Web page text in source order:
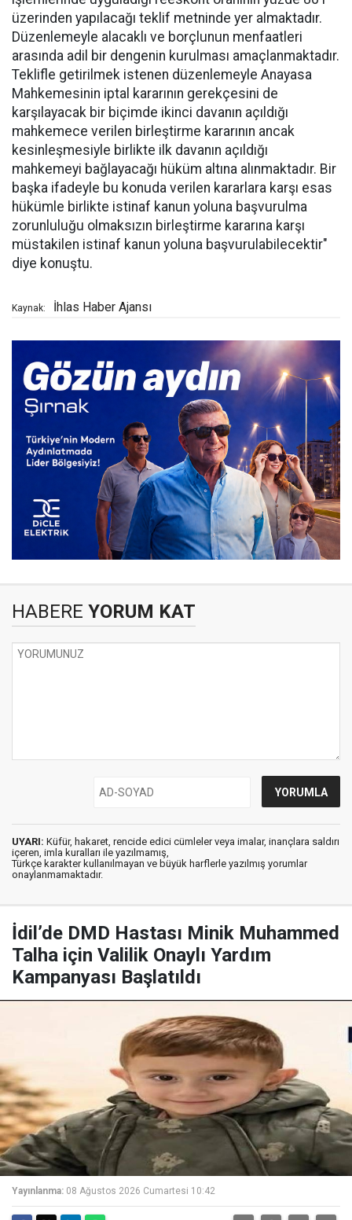
üzerinden yapılacağı teklif metninde yer almaktadır.
Düzenlemeyle alacaklı ve borçlunun menfaatleri
arasında adil bir dengenin kurulması amaçlanmaktadır.
Teklifle getirilmek istenen düzenlemeyle Anayasa
Mahkemesinin iptal kararının gerekçesini de
karşılayacak bir biçimde ikinci davanın açıldığı
mahkemece verilen birleştirme kararının ancak
kesinleşmesiyle birlikte ilk davanın açıldığı
mahkemeyi bağlayacağı hüküm altına alınmaktadır. Bir
başka ifadeyle bu konuda verilen kararlara karşı esas
hükümle birlikte istinaf kanun yoluna başvurulma
zorunluluğu olmaksızın birleştirme kararına karşı
müstakilen istinaf kanun yoluna başvurulabilecektir"
diye konuştu.
Kaynak: İhlas Haber Ajansı
HABERE YORUM KAT
UYARI: Küfür, hakaret, rencide edici cümleler veya imalar, inançlara saldırı
içeren, imla kuralları ile yazılmamış,
Türkçe karakter kullanılmayan ve büyük harflerle yazılmış yorumlar
onaylanmamaktadır.
İdil’de DMD Hastası Minik Muhammed
Talha için Valilik Onaylı Yardım
Kampanyası Başlatıldı
Yayınlanma: 08 Ağustos 2026 Cumartesi 10:42